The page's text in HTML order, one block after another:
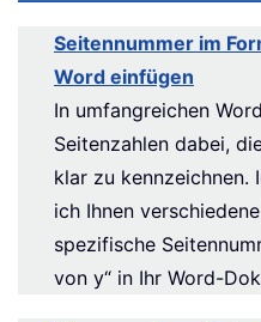
Seitennummer im
Word einfügen
In umfangreichen
Seitenzahlen dabei,
klar zu kennzeichnen.
ich Ihnen
spezifische
von y“ in Ihr Word-